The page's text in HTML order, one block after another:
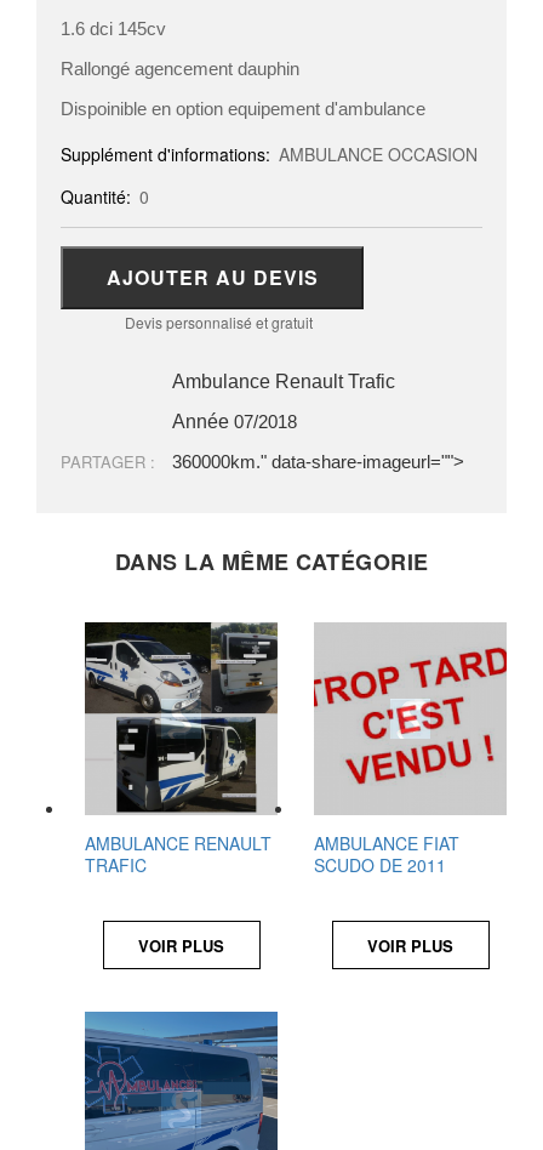
1.6 dci 145cv
Rallongé agencement dauphin
Dispoinible en option equipement d'ambulance
Supplément d'informations: AMBULANCE OCCASION
Quantité: 0
AJOUTER AU DEVIS
Devis personnalisé et gratuit
PARTAGER :
Ambulance Renault Trafic
Année 07/2018
360000km." data-share-imageurl="">
DANS LA MÊME CATÉGORIE
AMBULANCE RENAULT
TRAFIC
VOIR PLUS
AMBULANCE FIAT
SCUDO DE 2011
VOIR PLUS